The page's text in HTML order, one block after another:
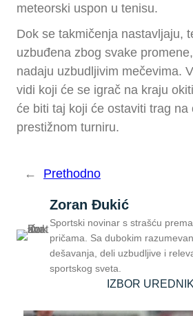
meteorski uspon u tenisu.
Dok se takmičenja nastavljaju,
uzbuđena zbog svake
nadaju uzbudljivim mečevima.
vidi koji će se igrač na kraju
će biti taj koji će ostaviti trag na
prestižnom turniru.
← Prethodno
Zoran Đukić
Sportski novinar s strašću
pričama. Sa dubokim
dešavanja, deli uzbudljive i
sportskog sveta.
IZBOR